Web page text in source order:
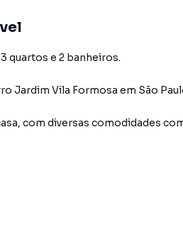
quartos e 2 banheiros.
Jardim Vila Formosa em São
, com diversas comodidades